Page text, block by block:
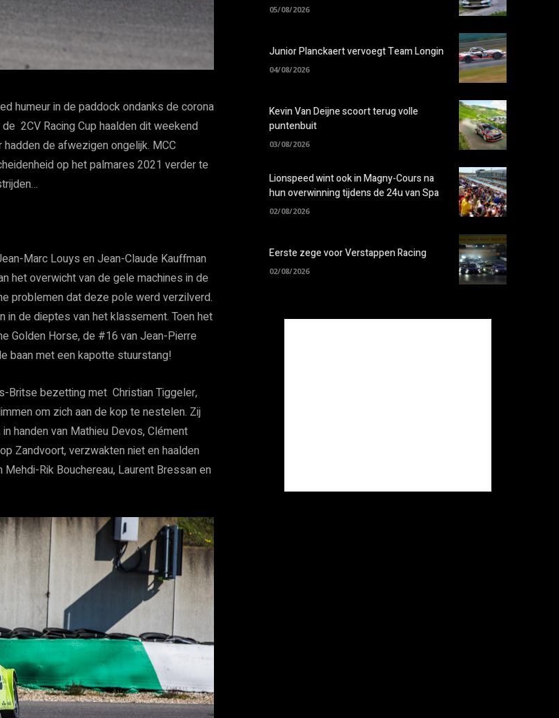
humeur in de paddock ondanks de corona
2CV Racing Cup haalden dit weekend
de afwezigen ongelijk. MCC
op het palmares 2021 verder te
Marc Louys en Jean-Claude Kauffman
het overwicht van de gele machines in de
problemen dat deze pole werd verzilverd.
de dieptes van het klassement. Toen het
Golden Horse, de #16 van Jean-Pierre
baan met een kapotte stuurstang!
Britse bezetting met Christian Tiggeler,
om zich aan de kop te nestelen. Zij
handen van Mathieu Devos, Clément
Zandvoort, verzwakten niet en haalden
Rik Bouchereau, Laurent Bressan en
05/08/2026
Junior Planckaert vervoegt Team Longin
04/08/2026
Kevin Van Deijne scoort terug volle
puntenbuit
03/08/2026
Lionspeed wint ook in Magny-Cours na
hun overwinning tijdens de 24u van Spa
02/08/2026
Eerste zege voor Verstappen Racing
02/08/2026